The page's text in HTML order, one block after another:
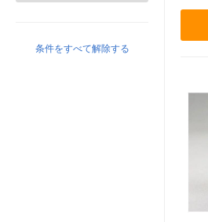
条件をすべて解除する